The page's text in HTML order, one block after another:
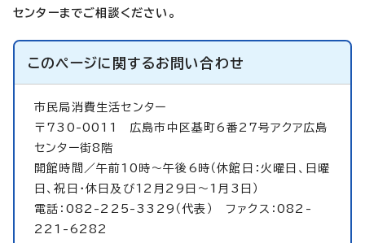
センターまでご相談ください。
このページに関するお問い合わせ
市民局消費生活センター
〒730-0011 広島市中区基町6番27号アクア広島
センター街8階
開館時間／午前10時～午後6時（休館日：火曜日、日曜
日、祝日・休日及び12月29日～1月3日）
電話：082-225-3329（代表） ファクス：082-
221-6282